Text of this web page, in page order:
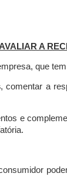
A
que tem
, comentar a
e